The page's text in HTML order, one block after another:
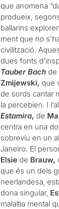
que anomena
produeix,
ballarins
ment que no
civilització.
dues fonts
Tauber Bach de
Zmijewski, que
de sords cantar
la percebien. I
Estamira, de
centra en una
sobreviu en un
Janeiro. El
Elsie de Brauw,
que és un dels
neerlandesa,
dona singular,
malaltia mental